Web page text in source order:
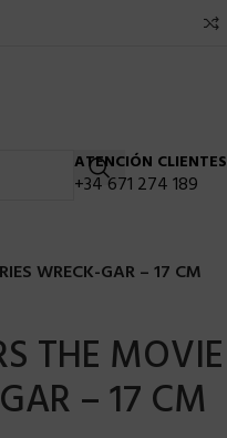
ATENCIÓN CLIENTES
+34 671 274 189
WRECK-GAR – 17 CM
THE MOVIE
– 17 CM